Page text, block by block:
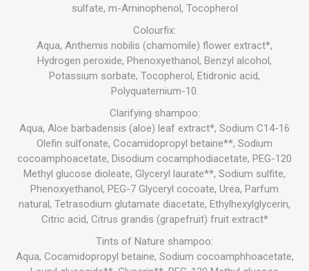
sulfate, m-Aminophenol, Tocopherol
Colourfix:
Aqua, Anthemis nobilis (chamomile) flower extract*,
Hydrogen peroxide, Phenoxyethanol, Benzyl alcohol,
Potassium sorbate, Tocopherol, Etidronic acid,
Polyquaternium-10.
Clarifying shampoo:
Aqua, Aloe barbadensis (aloe) leaf extract*, Sodium C14-16
Olefin sulfonate, Cocamidopropyl betaine**, Sodium
cocoamphoacetate, Disodium cocamphodiacetate, PEG-120
Methyl glucose dioleate, Glyceryl laurate**, Sodium sulfite,
Phenoxyethanol, PEG-7 Glyceryl cocoate, Urea, Parfum
natural, Tetrasodium glutamate diacetate, Ethylhexylglycerin,
Citric acid, Citrus grandis (grapefruit) fruit extract*
Tints of Nature shampoo:
Aqua, Cocamidopropyl betaine, Sodium cocoamphhoacetate,